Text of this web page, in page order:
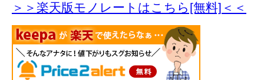
＞＞楽天版モノレートはこちら[無料]＜＜